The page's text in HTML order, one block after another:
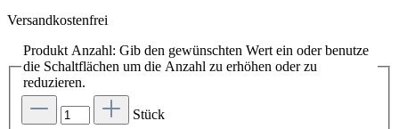
Versandkostenfrei
Produkt Anzahl: Gib den gewünschten Wert ein oder benutze
die Schaltflächen um die Anzahl zu erhöhen oder zu
reduzieren.
Stück